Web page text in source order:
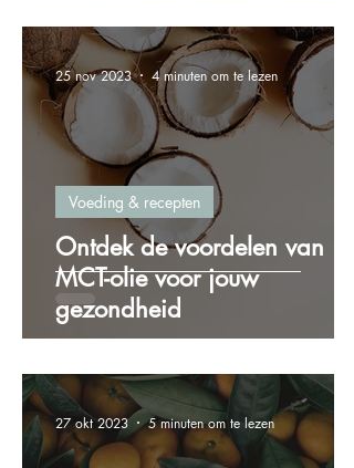
Ontdek de voordelen van
MCT-olie voor jouw
gezondheid
Voeding & recepten
25 nov 2023 4 minuten om te lezen
27 okt 2023 5 minuten om te lezen